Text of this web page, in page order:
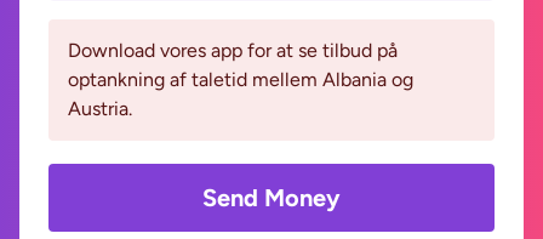
Download vores app for at se tilbud på
optankning af taletid mellem Albania og
Austria.
Send Money